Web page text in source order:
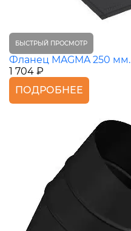
БЫСТРЫЙ ПРОСМОТР
Фланец MAGMA 250 мм.
1 704 ₽
ПОДРОБНЕЕ